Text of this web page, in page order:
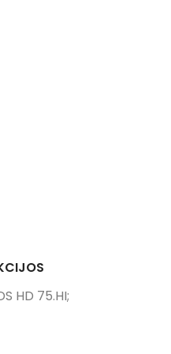
HD 75.HI;